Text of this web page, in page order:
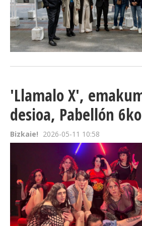
'Llamalo X',
desioa, Pabellón
Bizkaie! 2026-05-11 10:58